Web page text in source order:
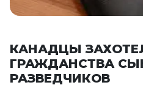
КАНАДЦЫ
ГРАЖДАНСТВА
РАЗВЕДЧИКОВ